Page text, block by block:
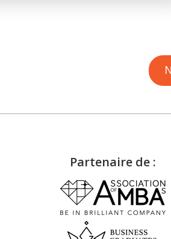
Partenaire de :